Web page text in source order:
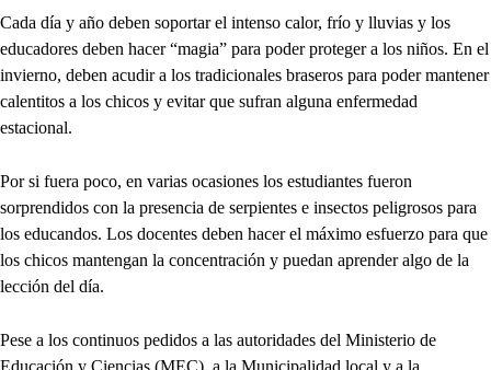
Cada día y año deben soportar el intenso calor, frío y lluvias y los
educadores deben hacer “magia” para poder proteger a los niños. En el
invierno, deben acudir a los tradicionales braseros para poder mantener
calentitos a los chicos y evitar que sufran alguna enfermedad
estacional.
Por si fuera poco, en varias ocasiones los estudiantes fueron
sorprendidos con la presencia de serpientes e insectos peligrosos para
los educandos. Los docentes deben hacer el máximo esfuerzo para que
los chicos mantengan la concentración y puedan aprender algo de la
lección del día.
Pese a los continuos pedidos a las autoridades del Ministerio de
Educación y Ciencias (MEC), a la Municipalidad local y a la